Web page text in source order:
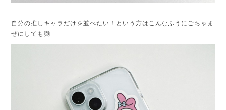
自分の推しキャラだけを並べたい！という方はこんなふうにごちゃま
ぜにしても🙆